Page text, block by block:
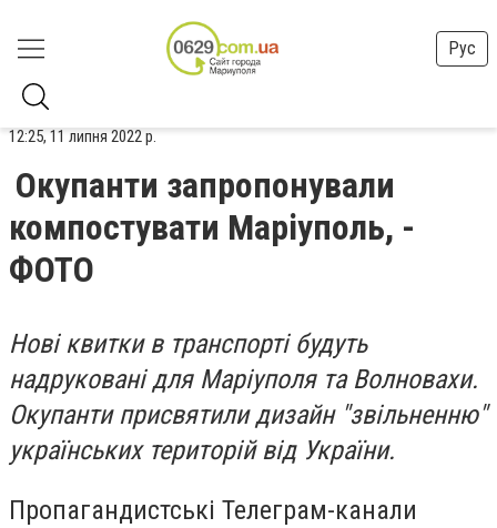
Рус
12:25, 11 липня 2022 р.
Окупанти запропонували
компостувати Маріуполь, -
ФОТО
Нові квитки в транспорті будуть
надруковані для Маріуполя та Волновахи.
Окупанти присвятили дизайн "звільненню"
українських територій від України.
Пропагандистські Телеграм-канали